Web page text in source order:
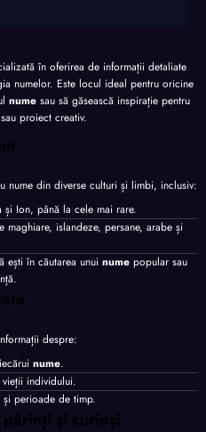
în oferirea de informații detaliate
numelor. Este locul ideal pentru oricine
nume sau să găsească inspirație pentru
proiect creativ.
nume din diverse culturi și limbi, inclusiv:
Ion, până la cele mai rare.
maghiare, islandeze, persane, arabe și
ești în căutarea unui nume popular sau
despre:
nume.
vieții individului.
perioade de timp.
și curioși